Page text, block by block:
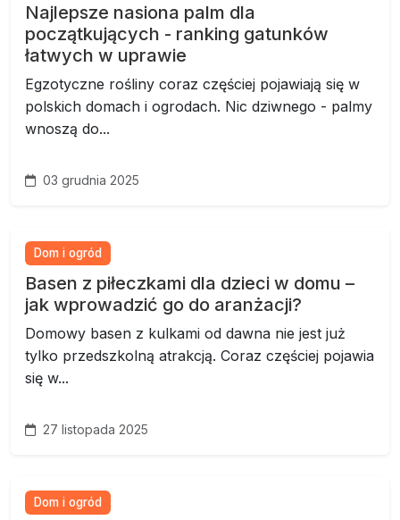
Najlepsze nasiona palm dla
początkujących - ranking gatunków
łatwych w uprawie
Egzotyczne rośliny coraz częściej pojawiają się w
polskich domach i ogrodach. Nic dziwnego - palmy
wnoszą do...
03 grudnia 2025
Dom i ogród
Basen z piłeczkami dla dzieci w domu –
jak wprowadzić go do aranżacji?
Domowy basen z kulkami od dawna nie jest już
tylko przedszkolną atrakcją. Coraz częściej pojawia
się w...
27 listopada 2025
Dom i ogród